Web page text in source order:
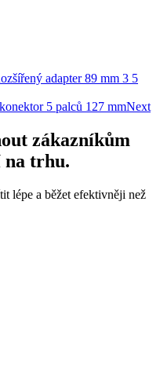
adapter 89 mm 3 5
5 palců 127 mmNext
zákazníkům
na trhu.
lépe a běžet efektivněji než